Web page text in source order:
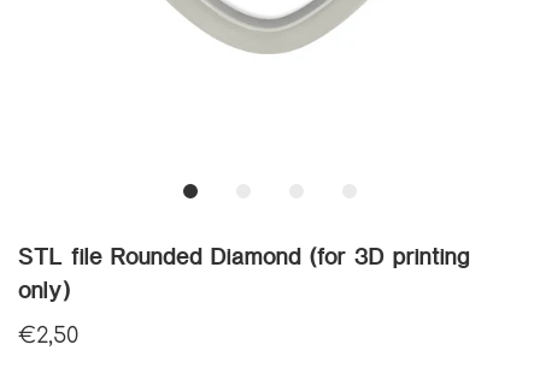
STL file Rounded Diamond (for 3D printing
only)
€2,50